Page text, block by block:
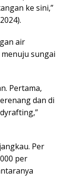
ke sini,”
air
sungai
Pertama,
dan di
Per
per